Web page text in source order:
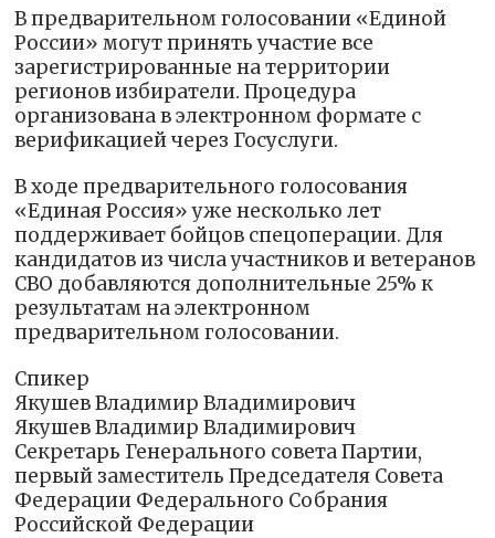
В предварительном голосовании «Единой
России» могут принять участие все
зарегистрированные на территории
регионов избиратели. Процедура
организована в электронном формате с
верификацией через Госуслуги.
В ходе предварительного голосования
«Единая Россия» уже несколько лет
поддерживает бойцов спецоперации. Для
кандидатов из числа участников и ветеранов
СВО добавляются дополнительные 25% к
результатам на электронном
предварительном голосовании.
Спикер
Якушев Владимир Владимирович
Якушев Владимир Владимирович
Секретарь Генерального совета Партии,
первый заместитель Председателя Совета
Федерации Федерального Собрания
Российской Федерации